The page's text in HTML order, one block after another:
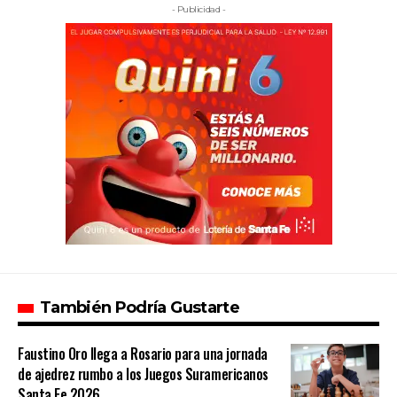
- Publicidad -
También Podría Gustarte
Faustino Oro llega a Rosario para una jornada
de ajedrez rumbo a los Juegos Suramericanos